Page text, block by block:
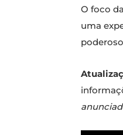
O foco
uma